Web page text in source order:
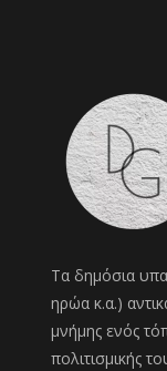
Τα δημόσια
ηρώα κ.α.)
μνήμης ενός
πολιτισμικής